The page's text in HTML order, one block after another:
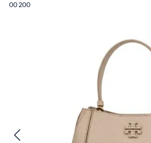
00 200